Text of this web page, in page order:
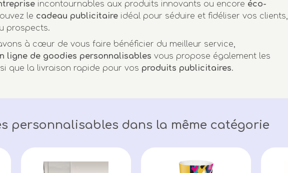
incontournables aux produits innovants ou encore éco-
le cadeau publicitaire idéal pour séduire et fidéliser vos clients,
prospects.
à cœur de vous faire bénéficier du meilleur service,
ligne de goodies personnalisables vous propose également les
que la livraison rapide pour vos produits publicitaires.
personnalisables dans la même catégorie